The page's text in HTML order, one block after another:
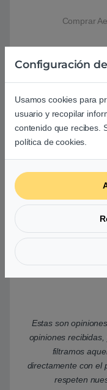
Comprar
Basado en 1
5
Agrega una
Estas son
opiniones
filtramos
directamente con el
respeten
Configuración
Usamos cookies para
usuario y recopilar
contenido que recibes.
política de cookies.